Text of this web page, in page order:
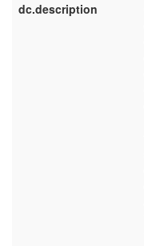
dc.description